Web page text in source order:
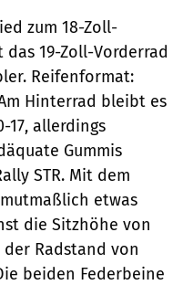
zum 18-Zoll-
19-Zoll-Vorderrad
Reifenformat:
Hinterrad bleibt es
17, allerdings
Gummis
STR. Mit dem
etwas
die Sitzhöhe von
Radstand von
beiden Federbeine